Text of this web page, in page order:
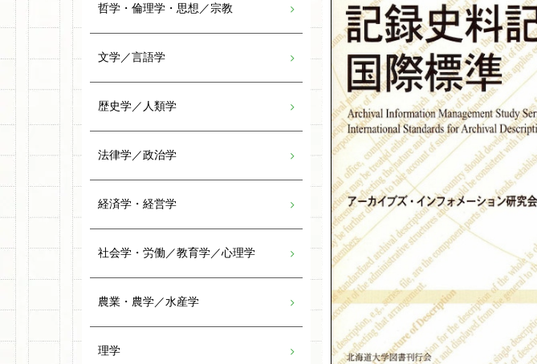
哲学・倫理学・思想／宗教
文学／言語学
歴史学／人類学
法律学／政治学
経済学・経営学
社会学・労働／教育学／心理学
農業・農学／水産学
理学